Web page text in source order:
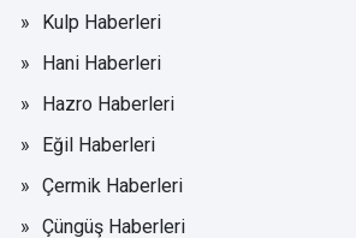
Kulp Haberleri
Hani Haberleri
Hazro Haberleri
Eğil Haberleri
Çermik Haberleri
Çüngüş Haberleri